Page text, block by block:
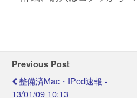
Previous Post
整備済Mac・iPod速報 -
13/01/09 10:13